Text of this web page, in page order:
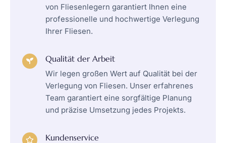
von Fliesenlegern garantiert Ihnen eine
professionelle und hochwertige Verlegung
Ihrer Fliesen.​​
Qualität der Arbeit​​
Wir legen großen Wert auf Qualität bei der
Verlegung von Fliesen. Unser erfahrenes
Team garantiert eine sorgfältige Planung
und präzise Umsetzung jedes Projekts.​​
Kundenservice​